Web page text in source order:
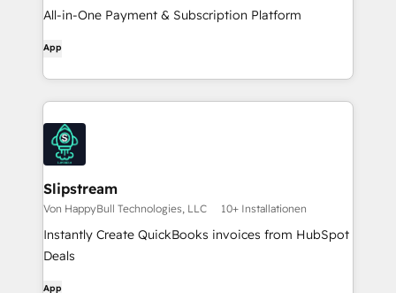
All-in-One Payment & Subscription Platform
App
Slipstream
Von HappyBull Technologies, LLC 10+ Installationen
Instantly Create QuickBooks invoices from HubSpot
Deals
App